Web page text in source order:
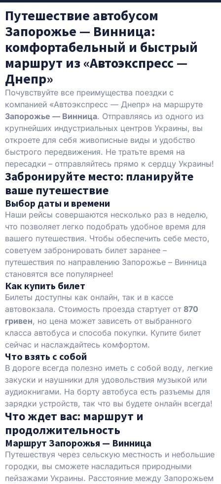
Путешествие автобусом
Запорожье — Винница:
комфортабельный и быстрый
маршрут из «Автоэкспресс —
Днепр»
Почувствуйте все преимущества поездки с
компанией «Автоэкспресс — Днепр» на маршруте
Запорожье — Винница. Отправляясь из одного из
крупнейших индустриальных центров Украины, вы
откроете для себя живописные виды и удобство
быстрого передвижения. Не тратьте время на
пересадки – отправляйтесь прямо к сердцу Украины!
Забронируйте место: планируйте
ваше путешествие
Выбор даты и времени
Наши рейсы совершаются несколько раз в неделю,
что позволяет легко подобрать удобное время для
вашего путешествия. Чтобы обеспечить себе место,
советуем забронировать билет заранее –
путешествия по направлению Запорожье – Винница
становятся все популярнее!
Как купить билет
Билеты доступны как онлайн, так и в кассе
автовокзала. Стоимость проезда стартует от 870
гривен, но цена может зависеть от выбранного
класса автобуса и способа покупки. Купите билет
сейчас и наслаждайтесь комфортом.
Что взять с собой
В дороге всегда полезно иметь с собой воду, легкие
закуски и наушники для удовольствия музыкой или
аудиокнигами. На борту автобуса есть разъемы для
зарядки устройств, так что вы будете онлайн всегда!
Что ждет вас: маршрут и
продолжительность
Маршрут Запорожья — Винница
Путешествуя через сельскую местность и небольшие
городки, вы сможете насладиться природными
пейзажами Украины. Расстояние между Запорожьем